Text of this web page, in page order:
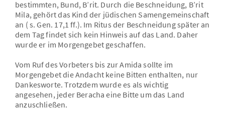
bestimmten, Bund, B’rit. Durch die Beschneidung, B’rit
Mila, gehört das Kind der jüdischen Samengemeinschaft
an ( s. Gen. 17,1 ff.). Im Ritus der Beschneidung später an
dem Tag findet sich kein Hinweis auf das Land. Daher
wurde er im Morgengebet geschaffen.
Vom Ruf des Vorbeters bis zur Amida sollte im
Morgengebet die Andacht keine Bitten enthalten, nur
Dankesworte. Trotzdem wurde es als wichtig
angesehen, jeder Beracha eine Bitte um das Land
anzuschließen.